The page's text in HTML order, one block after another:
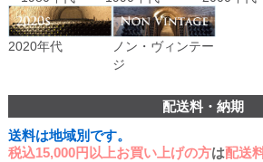
2020年代
ノン・ヴィンテー
ジ
配送料・納期
送料は地域別です。
税込15,000円以上お買い上げの方は配送